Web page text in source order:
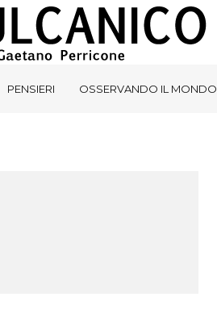
PENSIERI OSSERVANDO IL MONDO